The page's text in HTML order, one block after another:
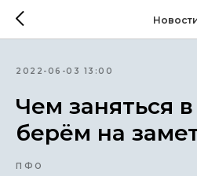
2022-06-03 13:00
Чем заняться
берём на
ПФО